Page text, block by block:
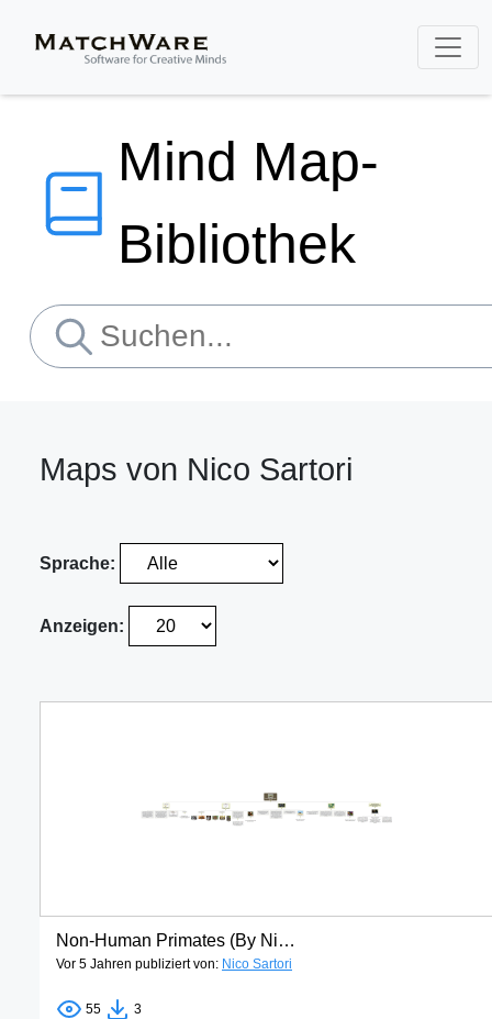
Mind Map-
Bibliothek
Maps von Nico Sartori
Sprache:
Anzeigen:
Non-Human Primates (By Nico S)
Vor 5 Jahren publiziert von: Nico Sartori
55 3